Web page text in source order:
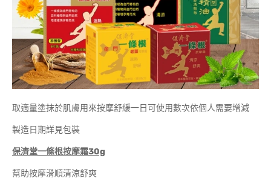
取適量塗抹於肌膚用來按摩舒緩一日可使用數次依個人需要增減
製造日期詳見包裝
保濟堂一條根按摩霜30g
幫助按摩滑順清涼舒爽